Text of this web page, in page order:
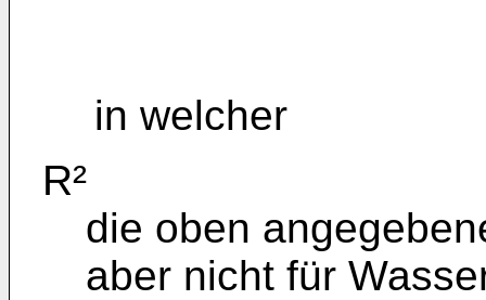
in welcher
R²
die oben
aber nicht für